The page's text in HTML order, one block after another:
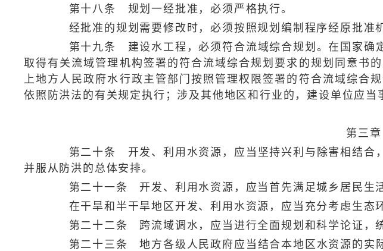
第十八条 规划一经批准，必须严格执行。
经批准的规划需要修改时，必须按照规划编制程序经原批准机
第十九条 建设水工程，必须符合流域综合规划。在国家确定
取得有关流域管理机构签署的符合流域综合规划要求的规划同意书
上地方人民政府水行政主管部门按照管理权限签署的符合流域综合
依照防洪法的有关规定执行；涉及其他地区和行业的，建设单位应当
第三
第二十条 开发、利用水资源，应当坚持兴利与除害相结合，
并服从防洪的总体安排。
第二十一条 开发、利用水资源，应当首先满足城乡居民生活
在干旱和半干旱地区开发、利用水资源，应当充分考虑生态环
第二十二条 跨流域调水，应当进行全面规划和科学论证，统
第二十三条 地方各级人民政府应当结合本地区水资源的实际